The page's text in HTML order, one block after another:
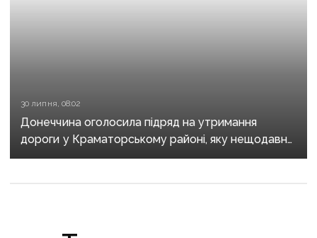
30 липня, 08:02
Донеччина оголосила підряд на утримання
дороги у Краматорському районі, яку нещодавно
вже ремонтували